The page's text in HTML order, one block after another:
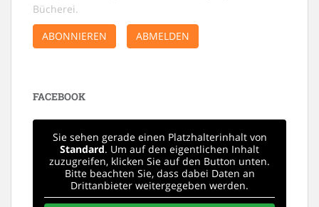
Bücherei.
ABONNIEREN
ABMELDEN
FACEBOOK
Sie sehen gerade einen Platzhalterinhalt von
Standard. Um auf den eigentlichen Inhalt
zuzugreifen, klicken Sie auf den Button unten.
Bitte beachten Sie, dass dabei Daten an
Drittanbieter weitergegeben werden.